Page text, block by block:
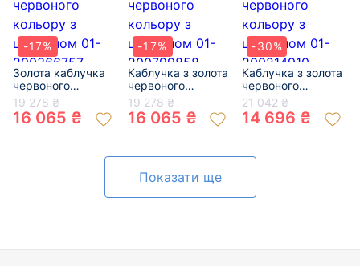
-17%
Золота каблучка
червоного
кольору з
цирконом 01-
200366757
19 278 ₴
16 065 ₴
-17%
Каблучка з золота
червоного
кольору з
цирконом 01-
200799858
19 278 ₴
16 065 ₴
-30%
Каблучка з золота
червоного
кольору з
цирконом 01-
200214910
21 042 ₴
14 696 ₴
Показати ще